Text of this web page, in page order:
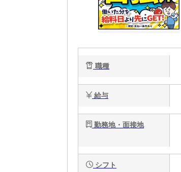
職種
給与
勤務地・面接地
シフト